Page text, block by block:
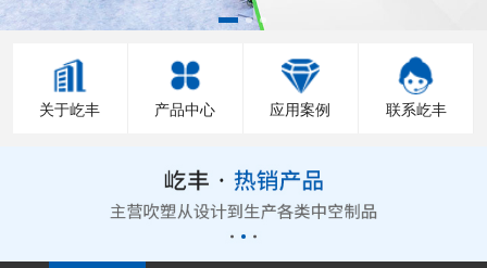
关于屹丰 产品中心 应用案例 联系屹丰